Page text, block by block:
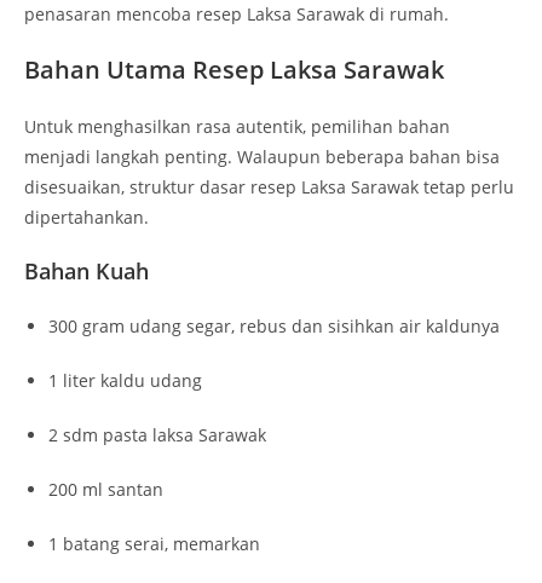
penasaran mencoba resep Laksa Sarawak di rumah.
Bahan Utama Resep Laksa Sarawak
Untuk menghasilkan rasa autentik, pemilihan bahan
menjadi langkah penting. Walaupun beberapa bahan bisa
disesuaikan, struktur dasar resep Laksa Sarawak tetap perlu
dipertahankan.
Bahan Kuah
300 gram udang segar, rebus dan sisihkan air kaldunya
1 liter kaldu udang
2 sdm pasta laksa Sarawak
200 ml santan
1 batang serai, memarkan